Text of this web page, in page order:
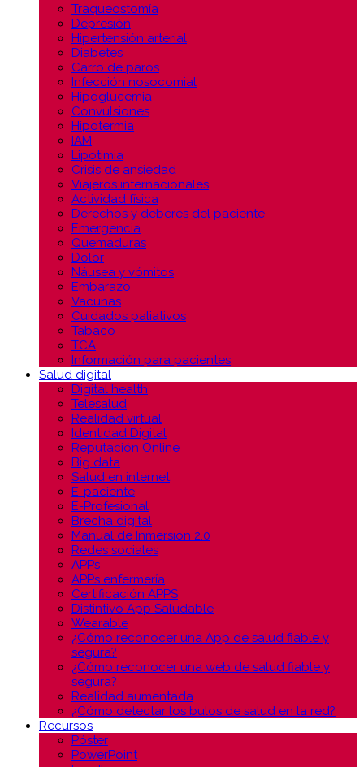
Traqueostomía
Depresión
Hipertensión arterial
Diabetes
Carro de paros
Infección nosocomial
Hipoglucemia
Convulsiones
Hipotermia
IAM
Lipotimia
Crisis de ansiedad
Viajeros internacionales
Actividad física
Derechos y deberes del paciente
Emergencia
Quemaduras
Dolor
Náusea y vómitos
Embarazo
Vacunas
Cuidados paliativos
Tabaco
TCA
Información para pacientes
Salud digital
Digital health
Telesalud
Realidad virtual
Identidad Digital
Reputación Online
Big data
Salud en internet
E-paciente
E-Profesional
Brecha digital
Manual de Inmersión 2.0
Redes sociales
APPs
APPs enfermería
Certificación APPS
Distintivo App Saludable
Wearable
¿Cómo reconocer una App de salud fiable y
segura?
¿Cómo reconocer una web de salud fiable y
segura?
Realidad aumentada
¿Cómo detectar los bulos de salud en la red?
Recursos
Póster
PowerPoint